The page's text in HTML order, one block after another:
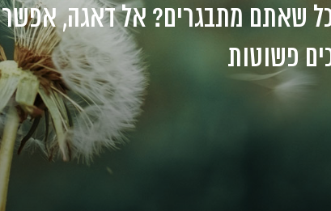
שאתם מתבגרים? אל דאגה, אפשר
פשוטות